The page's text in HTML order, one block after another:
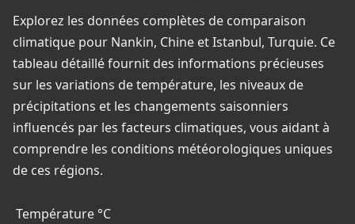
Explorez les données complètes de comparaison
climatique pour Nankin, Chine et Istanbul, Turquie. Ce
tableau détaillé fournit des informations précieuses
sur les variations de température, les niveaux de
précipitations et les changements saisonniers
influencés par les facteurs climatiques, vous aidant à
comprendre les conditions météorologiques uniques
de ces régions.
Température °C